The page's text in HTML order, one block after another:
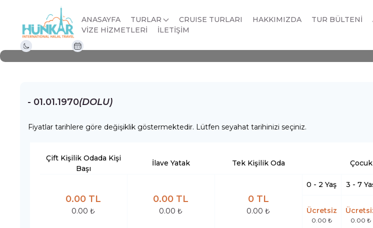
ANASAYFA TURLAR CRUISE TURLARI HAKKIMIZDA TUR BÜLTENİ
VİZE HİZMETLERİ
İLETİŞİM
Kudüs Ziyareti Kadir Gecesi ve
- 01.01.1970(DOLU)
Fiyatlar tarihlere göre değişiklik göstermektedir. Lütfen seyahat tarihinizi seçiniz.
Çift Kişilik Odada Kişi
Başı
0.00 TL
0.00 ₺
İlave Yatak
0.00 TL
0.00 ₺
Tek Kişilik Oda
0 TL
0.00 ₺
Çocuk
0 - 2 Yaş
Ücretsiz
0.00 ₺
3 - 7
0.00 ₺